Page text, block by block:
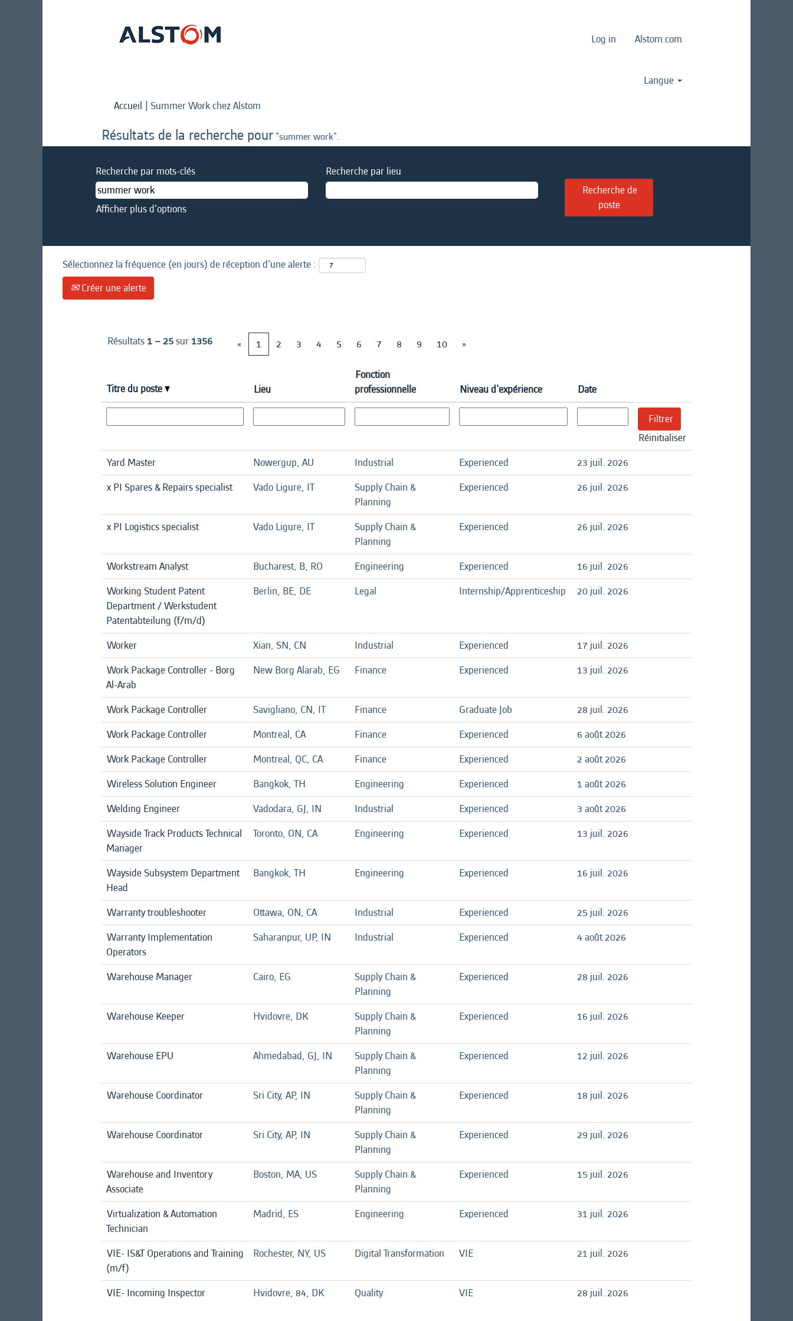
Log in Alstom.com
Langue
Accueil | Summer Work chez Alstom
Résultats de la recherche pour "summer work".
Recherche par mots-clés Recherche par lieu
Afficher plus d’options
Sélectionnez la fréquence (en jours) de réception d’une alerte :
Créer une alerte
Résultats1 – 25sur1356 « 1 2 3 4 5 6 7 8 9 10 »
Titre du poste Lieu
Fonction
professionnelle
Niveau d'expérience Date
Réinitialiser
Yard Master
Nowergup, AU Industrial Experienced
23 juil. 2026
x PI Spares & Repairs specialist
Vado Ligure, IT
Supply Chain &
Planning
Experienced 26 juil. 2026
x PI Logistics specialist Vado Ligure, IT
Supply Chain &
Planning
Experienced 26 juil. 2026
Workstream Analyst Bucharest, B, RO Engineering Experienced
16 juil. 2026
Working Student Patent
Department / Werkstudent
Patentabteilung (f/m/d)
Berlin, BE, DE Legal Internship/Apprenticeship 20 juil. 2026
Worker Xian, SN, CN Industrial Experienced
17 juil. 2026
Work Package Controller - Borg
Al-Arab
New Borg Alarab, EG Finance Experienced 13 juil. 2026
Work Package Controller Savigliano, CN, IT Finance Graduate Job
28 juil. 2026
Work Package Controller
Montreal, CA Finance Experienced
6 août 2026
Work Package Controller
Montreal, QC, CA Finance Experienced
2 août 2026
Wireless Solution Engineer
Bangkok, TH Engineering Experienced
1 août 2026
Welding Engineer
Vadodara, GJ, IN Industrial Experienced
3 août 2026
Wayside Track Products Technical
Manager
Toronto, ON, CA Engineering Experienced 13 juil. 2026
Wayside Subsystem Department
Head
Bangkok, TH Engineering Experienced 16 juil. 2026
Warranty troubleshooter Ottawa, ON, CA Industrial Experienced
25 juil. 2026
Warranty Implementation
Operators
Saharanpur, UP, IN Industrial Experienced 4 août 2026
Warehouse Manager Cairo, EG
Supply Chain &
Planning
Experienced 28 juil. 2026
Warehouse Keeper Hvidovre, DK
Supply Chain &
Planning
Experienced 16 juil. 2026
Warehouse EPU Ahmedabad, GJ, IN
Supply Chain &
Planning
Experienced 12 juil. 2026
Warehouse Coordinator Sri City, AP, IN
Supply Chain &
Planning
Experienced 18 juil. 2026
Warehouse Coordinator Sri City, AP, IN
Supply Chain &
Planning
Experienced 29 juil. 2026
Warehouse and Inventory
Associate
Boston, MA, US
Supply Chain &
Planning
Experienced 15 juil. 2026
Virtualization & Automation
Technician
Madrid, ES Engineering Experienced 31 juil. 2026
VIE- IS&T Operations and Training
(m/f)
Rochester, NY, US Digital Transformation VIE 21 juil. 2026
VIE- Incoming Inspector Hvidovre, 84, DK Quality VIE 28 juil. 2026